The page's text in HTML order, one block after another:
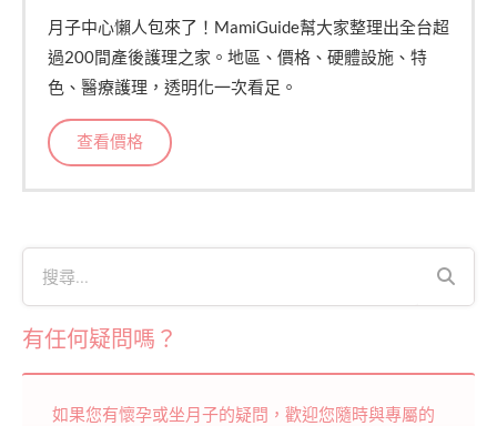
月子中心懶人包來了！MamiGuide幫大家整理出全台超
過200間產後護理之家。地區、價格、硬體設施、特
色、醫療護理，透明化一次看足。
查看價格
有任何疑問嗎？
如果您有懷孕或坐月子的疑問，歡迎您隨時與專屬的